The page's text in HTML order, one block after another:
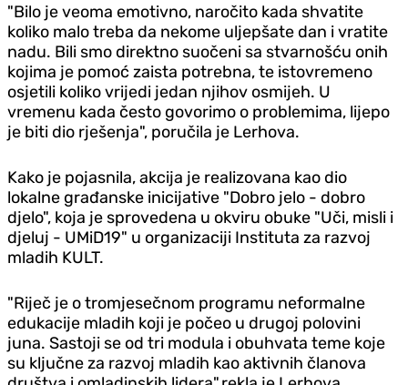
"Bilo je veoma emotivno, naročito kada shvatite
koliko malo treba da nekome uljepšate dan i vratite
nadu. Bili smo direktno suočeni sa stvarnošću onih
kojima je pomoć zaista potrebna, te istovremeno
osjetili koliko vrijedi jedan njihov osmijeh. U
vremenu kada često govorimo o problemima, lijepo
je biti dio rješenja", poručila je Lerhova.
Kako je pojasnila, akcija je realizovana kao dio
lokalne građanske inicijative "Dobro jelo - dobro
djelo", koja je sprovedena u okviru obuke "Uči, misli i
djeluj - UMiD19" u organizaciji Instituta za razvoj
mladih KULT.
"Riječ je o tromjesečnom programu neformalne
edukacije mladih koji je počeo u drugoj polovini
juna. Sastoji se od tri modula i obuhvata teme koje
su ključne za razvoj mladih kao aktivnih članova